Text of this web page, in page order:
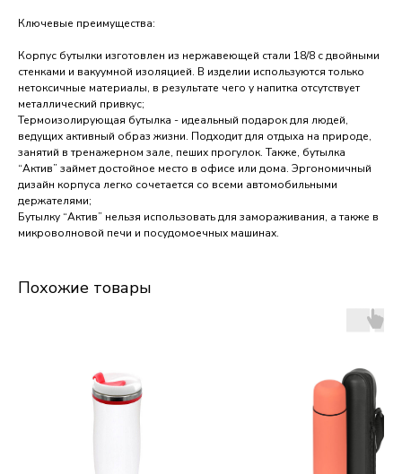
Ключевые преимущества:
Корпус бутылки изготовлен из нержавеющей стали 18/8 с двойными
стенками и вакуумной изоляцией. В изделии используются только
нетоксичные материалы, в результате чего у напитка отсутствует
металлический привкус;
Термоизолирующая бутылка - идеальный подарок для людей,
ведущих активный образ жизни. Подходит для отдыха на природе,
занятий в тренажерном зале, пеших прогулок. Также, бутылка
“Актив” займет достойное место в офисе или дома. Эргономичный
дизайн корпуса легко сочетается со всеми автомобильными
держателями;
Бутылку “Актив” нельзя использовать для замораживания, а также в
микроволновой печи и посудомоечных машинах.
Похожие товары